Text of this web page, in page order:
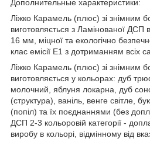
Дополнительные характеристики:
Ліжко Карамель (плюс) зі знімним
виготовляється з Ламінованої ДСП
16 мм, міцної та екологічно
клас емісії Е1 з дотриманням всіх
Ліжко Карамель (плюс) зі знімним
виготовляється у кольорах: дуб
молочний, яблуня локарна, дуб
(структура), ваніль, венге світле,
(попіл) та їх поєднаннями (без
ДСП 2-3 кольоровій категорії -
виробу в кольорі, відмінному від